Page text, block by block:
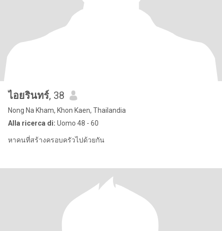
ไอยรินทร์, 38
Nong Na Kham, Khon Kaen, Thailandia
Alla ricerca di: Uomo 48 - 60
หาคนที่สร้างครอบครัวไปด้วยกัน